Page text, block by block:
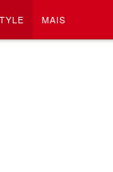
MAIS